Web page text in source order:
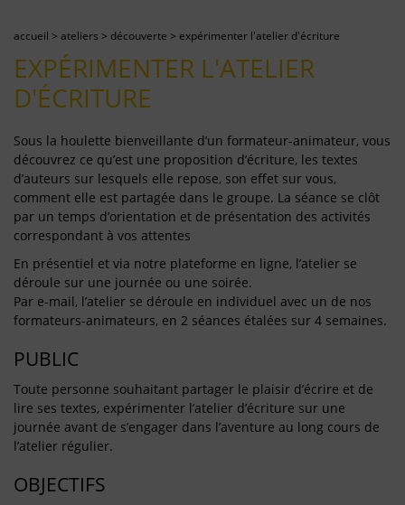
accueil > ateliers > découverte > expérimenter l'atelier d'écriture
EXPÉRIMENTER L'ATELIER
D'ÉCRITURE
Sous la houlette bienveillante d’un formateur-animateur, vous
découvrez ce qu’est une proposition d’écriture, les textes
d’auteurs sur lesquels elle repose, son effet sur vous,
comment elle est partagée dans le groupe. La séance se clôt
par un temps d’orientation et de présentation des activités
correspondant à vos attentes
En présentiel et via notre plateforme en ligne, l’atelier se
déroule sur une journée ou une soirée.
Par e-mail, l’atelier se déroule en individuel avec un de nos
formateurs-animateurs, en 2 séances étalées sur 4 semaines.
PUBLIC
Toute personne souhaitant partager le plaisir d’écrire et de
lire ses textes, expérimenter l’atelier d’écriture sur une
journée avant de s’engager dans l’aventure au long cours de
l’atelier régulier.
OBJECTIFS